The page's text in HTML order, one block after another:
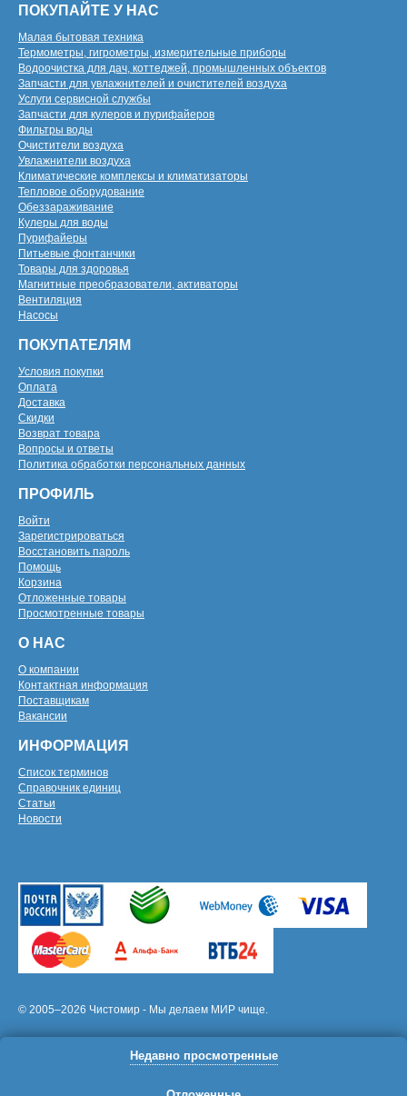
ПОКУПАЙТЕ У НАС
Малая бытовая техника
Термометры, гигрометры, измерительные приборы
Водоочистка для дач, коттеджей, промышленных объектов
Запчасти для увлажнителей и очистителей воздуха
Услуги сервисной службы
Запчасти для кулеров и пурифайеров
Фильтры воды
Очистители воздуха
Увлажнители воздуха
Климатические комплексы и климатизаторы
Тепловое оборудование
Обеззараживание
Кулеры для воды
Пурифайеры
Питьевые фонтанчики
Товары для здоровья
Магнитные преобразователи, активаторы
Вентиляция
Насосы
ПОКУПАТЕЛЯМ
Условия покупки
Оплата
Доставка
Скидки
Возврат товара
Вопросы и ответы
Политика обработки персональных данных
ПРОФИЛЬ
Войти
Зарегистрироваться
Восстановить пароль
Помощь
Корзина
Отложенные товары
Просмотренные товары
О НАС
О компании
Контактная информация
Поставщикам
Вакансии
ИНФОРМАЦИЯ
Список терминов
Справочник единиц
Статьи
Новости
© 2005–2026 Чистомир - Мы делаем МИР чище.
Недавно просмотренные